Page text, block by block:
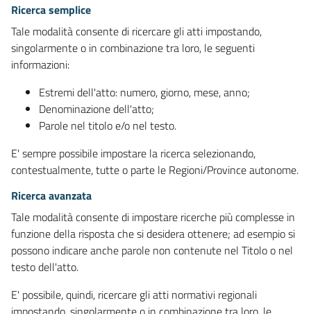
Ricerca semplice
Tale modalità consente di ricercare gli atti impostando,
singolarmente o in combinazione tra loro, le seguenti
informazioni:
Estremi dell'atto: numero, giorno, mese, anno;
Denominazione dell'atto;
Parole nel titolo e/o nel testo.
E' sempre possibile impostare la ricerca selezionando,
contestualmente, tutte o parte le Regioni/Province autonome.
Ricerca avanzata
Tale modalità consente di impostare ricerche più complesse in
funzione della risposta che si desidera ottenere; ad esempio si
possono indicare anche parole non contenute nel Titolo o nel
testo dell'atto.
E' possibile, quindi, ricercare gli atti normativi regionali